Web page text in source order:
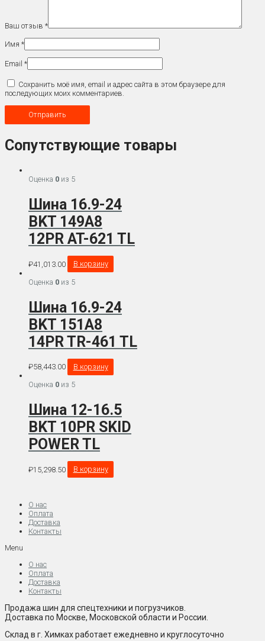
Ваш отзыв *
Имя *
Email *
Сохранить моё имя, email и адрес сайта в этом браузере для
последующих моих комментариев.
Сопутствующие товары
Оценка 0 из 5
Шина 16.9-24
BKT 149A8
12PR AT-621 TL
₽41,013.00
В корзину
Оценка 0 из 5
Шина 16.9-24
BKT 151A8
14PR TR-461 TL
₽58,443.00
В корзину
Оценка 0 из 5
Шина 12-16.5
BKT 10PR SKID
POWER TL
₽15,298.50 В корзину
О нас
Оплата
Доставка
Контакты
Menu
О нас
Оплата
Доставка
Контакты
Продажа шин для спецтехники и погрузчиков.
Доставка по Москве, Московской области и России.
Склад в г. Химках работает ежедневно и круглосуточно